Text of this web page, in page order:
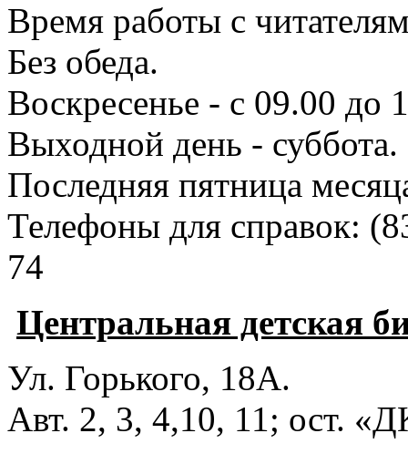
Время работы с
Без обеда.
Воскресенье - с 09.00 до
Выходной день - суббота.
Последняя пятница
Телефоны для справок:
74
Центральная детская
Ул. Горького, 18А.
Авт. 2, 3, 4,10, 11; ост.